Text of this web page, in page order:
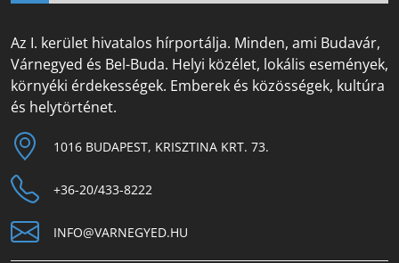
Az I. kerület hivatalos hírportálja. Minden, ami Budavár,
Várnegyed és Bel-Buda. Helyi közélet, lokális események,
környéki érdekességek. Emberek és közösségek, kultúra
és helytörténet.
1016 BUDAPEST, KRISZTINA KRT. 73.
+36-20/433-8222
INFO@VARNEGYED.HU